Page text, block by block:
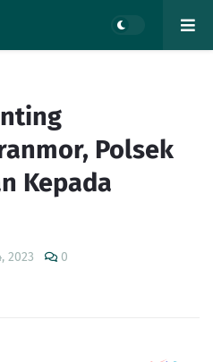
Polsek
Kepada
2023 0